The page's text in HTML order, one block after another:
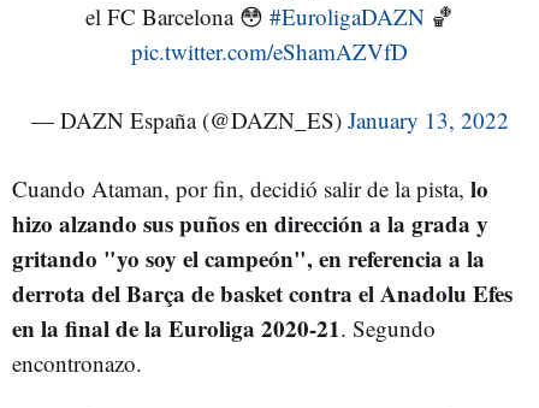
el FC Barcelona 😳 #EuroligaDAZN 🏀
pic.twitter.com/eShamAZVfD
— DAZN España (@DAZN_ES) January 13, 2022
Cuando Ataman, por fin, decidió salir de la pista, lo
hizo alzando sus puños en dirección a la grada y
gritando "yo soy el campeón", en referencia a la
derrota del Barça de basket contra el Anadolu Efes
en la final de la Euroliga 2020-21. Segundo
encontronazo.